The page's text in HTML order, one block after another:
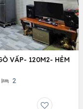
VẤP- 120M2- HẺM
2